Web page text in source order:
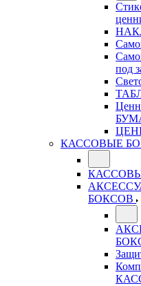
под
КАССОВЫЕ
БОКСОВ